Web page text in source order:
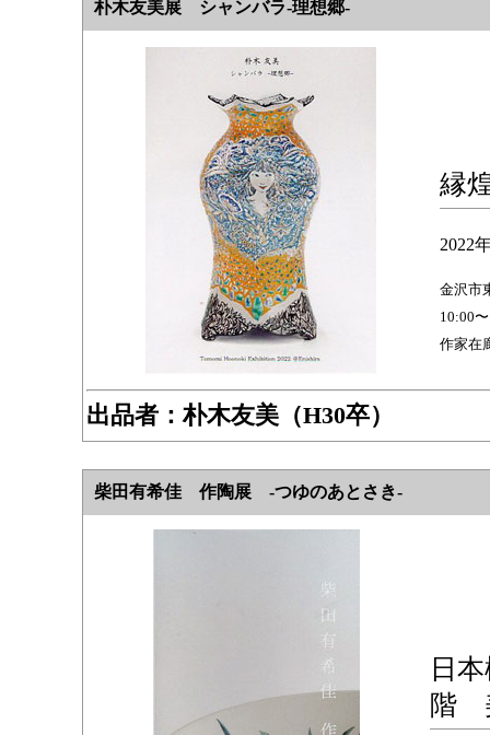
朴木友美展 シャンバラ-理想郷-
縁
2022
金沢市
10:00
作家在
出品者：朴木友美（H30卒）
柴田有希佳 作陶展 -つゆのあとさき-
日
階